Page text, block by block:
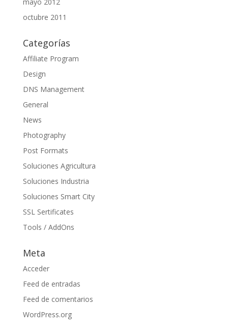
octubre 2011
Categorías
Affiliate Program
Design
DNS Management
General
News
Photography
Post Formats
Soluciones Agricultura
Soluciones Industria
Soluciones Smart City
SSL Sertificates
Tools / AddOns
Meta
Acceder
Feed de entradas
Feed de comentarios
WordPress.org